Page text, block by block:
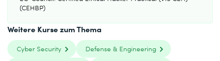
(CEHBP)
Weitere Kurse zum Thema
Cyber Security
Defense & Engineering